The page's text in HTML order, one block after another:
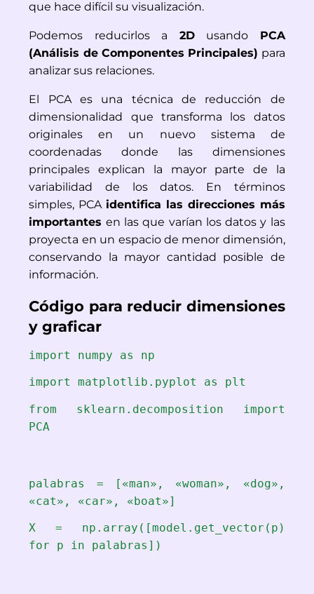
que hace difícil su visualización.
Podemos reducirlos a 2Dusando PCA
(Análisis de Componentes Principales) para
analizar sus relaciones.
El PCA es una técnica de reducción de
dimensionalidad que transforma los datos
originales en un nuevo sistema de
coordenadas donde las dimensiones
principales explican la mayor parte de la
variabilidad de los datos. En términos
simples, PCAidentifica las direcciones más
importantes en las que varían los datos y las
proyecta en un espacio de menor dimensión,
conservando la mayor cantidad posible de
información.
Código para reducir dimensiones
y graficar
import numpy as np
import matplotlib.pyplot as plt
from sklearn.decomposition import
PCA
palabras = [«man», «woman», «dog»,
«cat», «car», «boat»]
X = np.array([model.get_vector(p)
for p in palabras])